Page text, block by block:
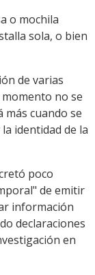
o mochila
sola, o bien
de varias
no se
cuando se
identidad de la
poco
de emitir
información
declaraciones
en